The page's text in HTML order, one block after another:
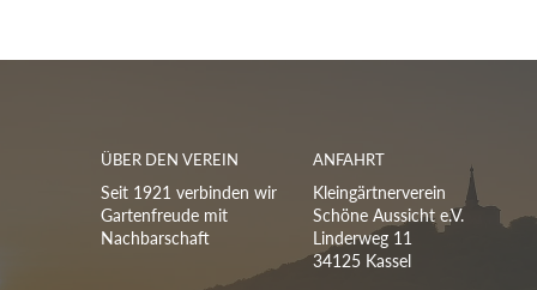
ÜBER DEN VEREIN
Seit 1921 verbinden wir
Gartenfreude mit
Nachbarschaft
ANFAHRT
Kleingärtnerverein
Schöne Aussicht e.V.
Linderweg 11
34125 Kassel